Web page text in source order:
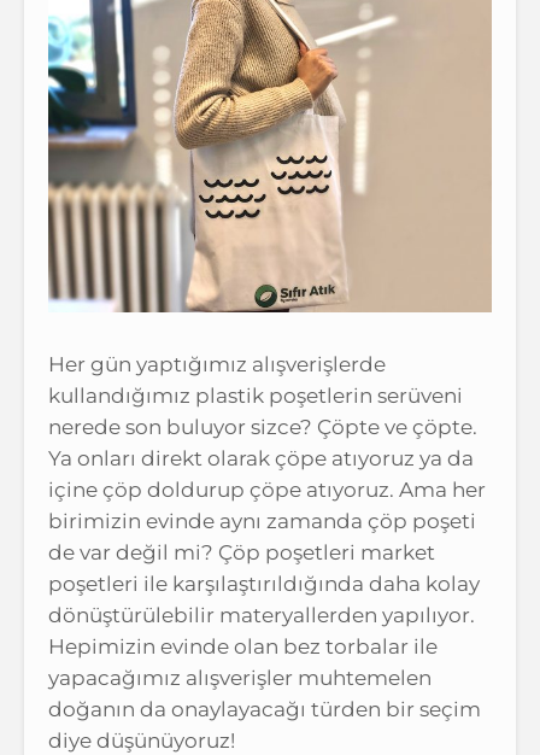
Her gün yaptığımız alışverişlerde
kullandığımız plastik poşetlerin serüveni
nerede son buluyor sizce? Çöpte ve çöpte.
Ya onları direkt olarak çöpe atıyoruz ya da
içine çöp doldurup çöpe atıyoruz. Ama her
birimizin evinde aynı zamanda çöp poşeti
de var değil mi? Çöp poşetleri market
poşetleri ile karşılaştırıldığında daha kolay
dönüştürülebilir materyallerden yapılıyor.
Hepimizin evinde olan bez torbalar ile
yapacağımız alışverişler muhtemelen
doğanın da onaylayacağı türden bir seçim
diye düşünüyoruz!